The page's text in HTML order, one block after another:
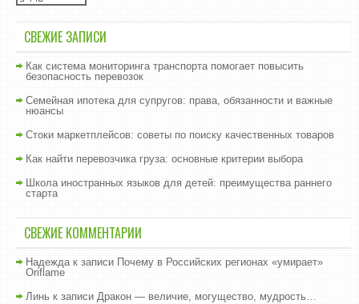
СВЕЖИЕ ЗАПИСИ
Как система мониторинга транспорта помогает повысить
безопасность перевозок
Семейная ипотека для супругов: права, обязанности и важные
нюансы
Стоки маркетплейсов: советы по поиску качественных товаров
Как найти перевозчика груза: основные критерии выбора
Школа иностранных языков для детей: преимущества раннего
старта
СВЕЖИЕ КОММЕНТАРИИ
Надеждак записи Почему в Российских регионах «умирает»
Oriflame
Линь к записи Дракон — величие, могущество, мудрость…